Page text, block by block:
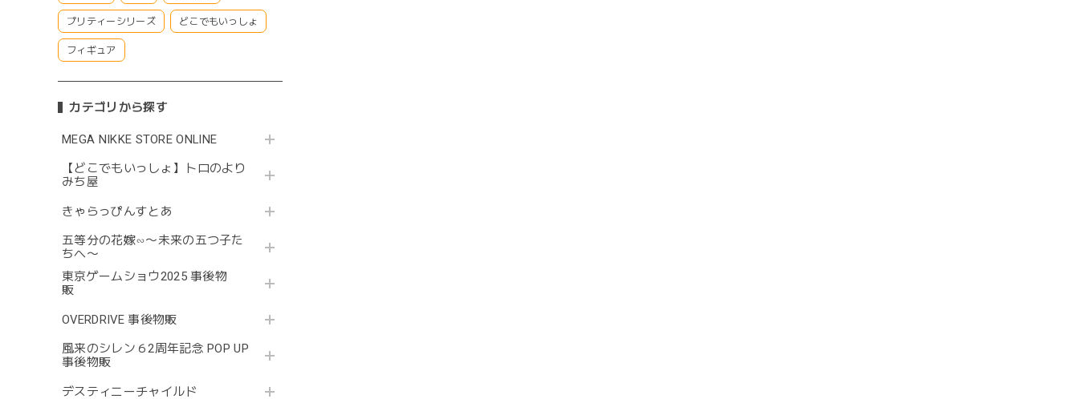
プリティーシリーズ どこでもいっしょ
フィギュア
カテゴリから探す
MEGA NIKKE STORE ONLINE
【どこでもいっしょ】トロのより
みち屋
きゃらっぴんすとあ
五等分の花嫁∽〜未来の五つ子た
ちへ〜
東京ゲームショウ2025 事後物
販
OVERDRIVE 事後物販
風来のシレン６2周年記念 POP UP
事後物販
デスティニーチャイルド